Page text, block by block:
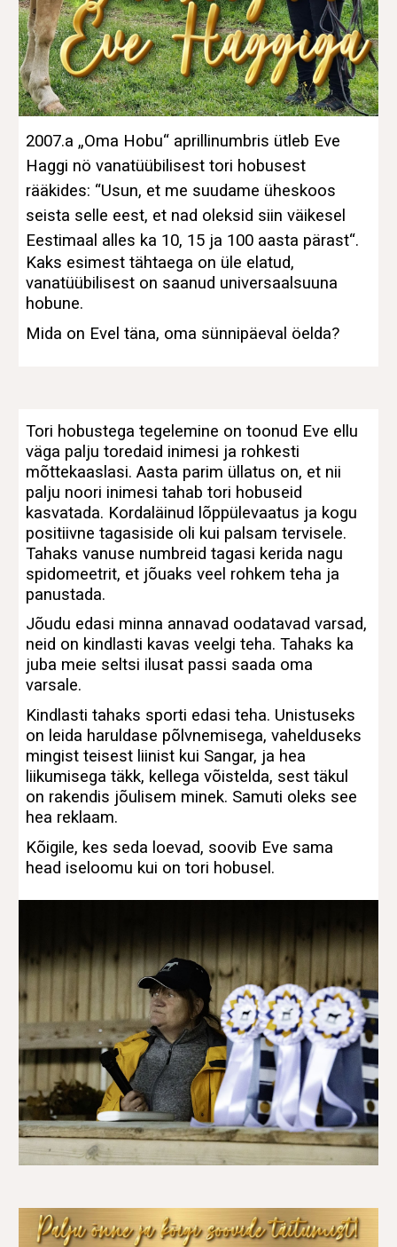
2007.a „Oma Hobu“ aprillinumbris ütleb Eve
Haggi nö vanatüübilisest tori hobusest
rääkides: “Usun, et me suudame üheskoos
seista selle eest, et nad oleksid siin väikesel
Eestimaal alles ka 10, 15 ja 100 aasta pärast“.
Kaks esimest tähtaega on üle elatud,
vanatüübilisest on saanud universaalsuuna
hobune.
Mida on Evel täna, oma sünnipäeval öelda?
Tori hobustega tegelemine on toonud Eve ellu
väga palju toredaid inimesi ja rohkesti
mõttekaaslasi. Aasta parim üllatus on, et nii
palju noori inimesi tahab tori hobuseid
kasvatada. Kordaläinud lõppülevaatus ja kogu
positiivne tagasiside oli kui palsam tervisele.
Tahaks vanuse numbreid tagasi kerida nagu
spidomeetrit, et jõuaks veel rohkem teha ja
panustada.
Jõudu edasi minna annavad oodatavad varsad,
neid on kindlasti kavas veelgi teha. Tahaks ka
juba meie seltsi ilusat passi saada oma
varsale.
Kindlasti tahaks sporti edasi teha. Unistuseks
on leida haruldase põlvnemisega, vahelduseks
mingist teisest liinist kui Sangar, ja hea
liikumisega täkk, kellega võistelda, sest täkul
on rakendis jõulisem minek. Samuti oleks see
hea reklaam.
Kõigile, kes seda loevad, soovib Eve sama
head iseloomu kui on tori hobusel.